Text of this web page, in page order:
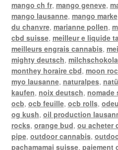
mango ch fr, mango geneve,
mango lausanne, mango marke
du chanvre, marianne pollen,
cbd suisse, meilleur e liquide
meilleurs engrais cannabis,
mighty deutsch,
monthey horaire cbd, moon
myo lausanne, naturalpes,
kaufen, noix deutsch, nomade
ocb, ocb feuille, ocb rolls,
og kush, oil production
rocks, orange bud, ou acheter
pipe, outdoor cannabis,
pachamamai suisse, paiement